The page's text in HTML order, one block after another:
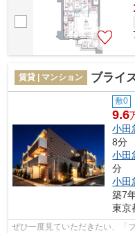
賃貸 | マンション ブライ
敷0
9.6
小田
8分
小田
分
小田
築7
東京
ぜひ一度見ていただきたい、「